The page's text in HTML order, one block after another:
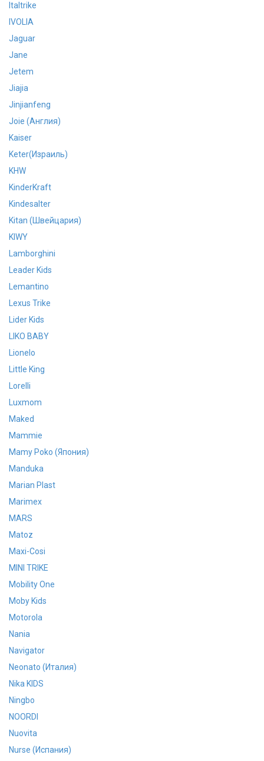
Italtrike
IVOLIA
Jaguar
Jane
Jetem
Jiajia
Jinjianfeng
Joie (Англия)
Kaiser
Keter(Израиль)
KHW
KinderKraft
Kindesalter
Kitan (Швейцария)
KIWY
Lamborghini
Leader Kids
Lemantino
Lexus Trike
Lider Kids
LIKO BABY
Lionelo
Little King
Lorelli
Luxmom
Maked
Mammie
Mamy Poko (Япония)
Manduka
Marian Plast
Marimex
MARS
Matoz
Maxi-Cosi
MINI TRIKE
Mobility One
Moby Kids
Motorola
Nania
Navigator
Neonato (Италия)
Nika KIDS
Ningbo
NOORDI
Nuovita
Nurse (Испания)